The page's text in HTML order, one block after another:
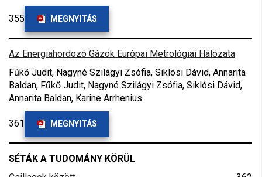
355 MEGNYITÁS
Az Energiahordozó Gázok Európai Metrológiai Hálózata
Fűkő Judit, Nagyné Szilágyi Zsófia, Siklósi Dávid, Annarita
Baldan, Fűkő Judit, Nagyné Szilágyi Zsófia, Siklósi Dávid,
Annarita Baldan, Karine Arrhenius
361 MEGNYITÁS
SÉTÁK A TUDOMÁNY KÖRÜL